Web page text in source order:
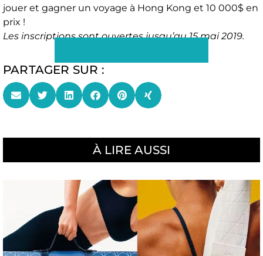
jouer et gagner un voyage à Hong Kong et 10 000$ en
prix !
Les inscriptions sont ouvertes jusqu’au 15 mai 2019.
PARTAGER SUR :
À LIRE AUSSI